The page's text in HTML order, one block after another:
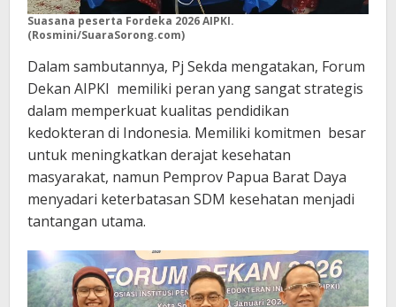
Suasana peserta Fordeka 2026 AIPKI.
(Rosmini/SuaraSorong.com)
Dalam sambutannya, Pj Sekda mengatakan, Forum
Dekan AIPKI memiliki peran yang sangat strategis
dalam memperkuat kualitas pendidikan
kedokteran di Indonesia. Memiliki komitmen besar
untuk meningkatkan derajat kesehatan
masyarakat, namun Pemprov Papua Barat Daya
menyadari keterbatasan SDM kesehatan menjadi
tantangan utama.